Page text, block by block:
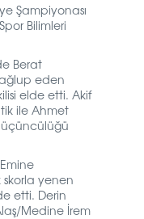
Şampiyonası
Bilimleri
Berat
eden
elde etti. Akif
ile Ahmet
üçüncülüğü
yenen
etti. Derin
Medine İrem